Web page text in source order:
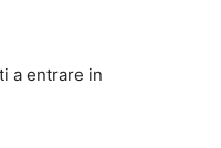
a entrare in